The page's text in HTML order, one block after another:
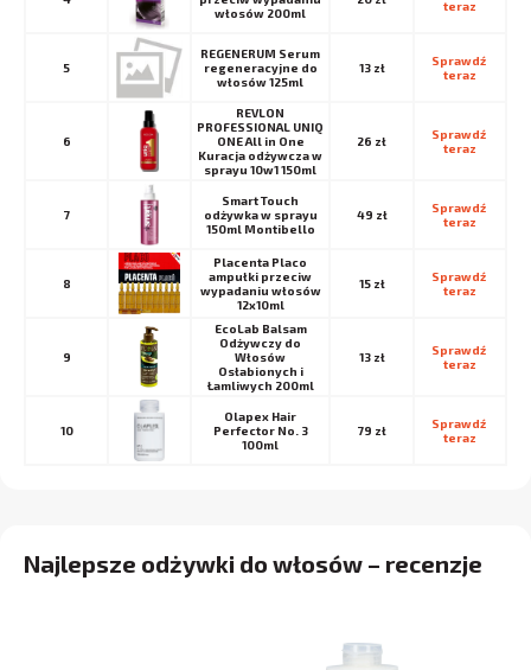
włosów 200ml
teraz
5
REGENERUM Serum
regeneracyjne do
włosów 125ml
13 zł
Sprawdź
teraz
6
REVLON
PROFESSIONAL UNIQ
ONE All in One
Kuracja odżywcza w
sprayu 10w1 150ml
26 zł
Sprawdź
teraz
7
Smart Touch
odżywka w sprayu
150ml Montibello
49 zł
Sprawdź
teraz
8
Placenta Placo
ampułki przeciw
wypadaniu włosów
12x10ml
15 zł
Sprawdź
teraz
9
EcoLab Balsam
Odżywczy do
Włosów
Osłabionych i
Łamliwych 200ml
13 zł
Sprawdź
teraz
10
Olapex Hair
Perfector No. 3
100ml
79 zł
Sprawdź
teraz
Najlepsze odżywki do włosów – recenzje